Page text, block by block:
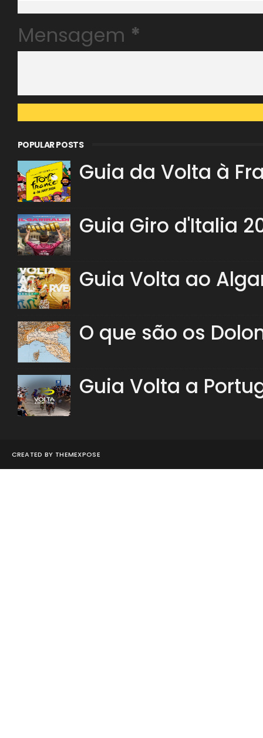
Mensagem *
POPULAR POSTS
Guia da Volta à
Guia Giro d'Italia
Guia Volta ao
O que são os
Guia Volta a
CREATED BY THEMEXPOSE